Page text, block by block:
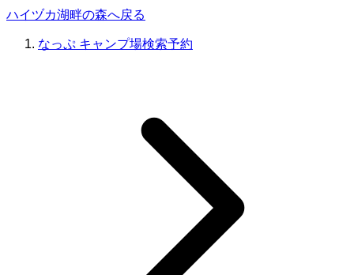
ハイヅカ湖畔の森へ戻る
なっぷ キャンプ場検索予約